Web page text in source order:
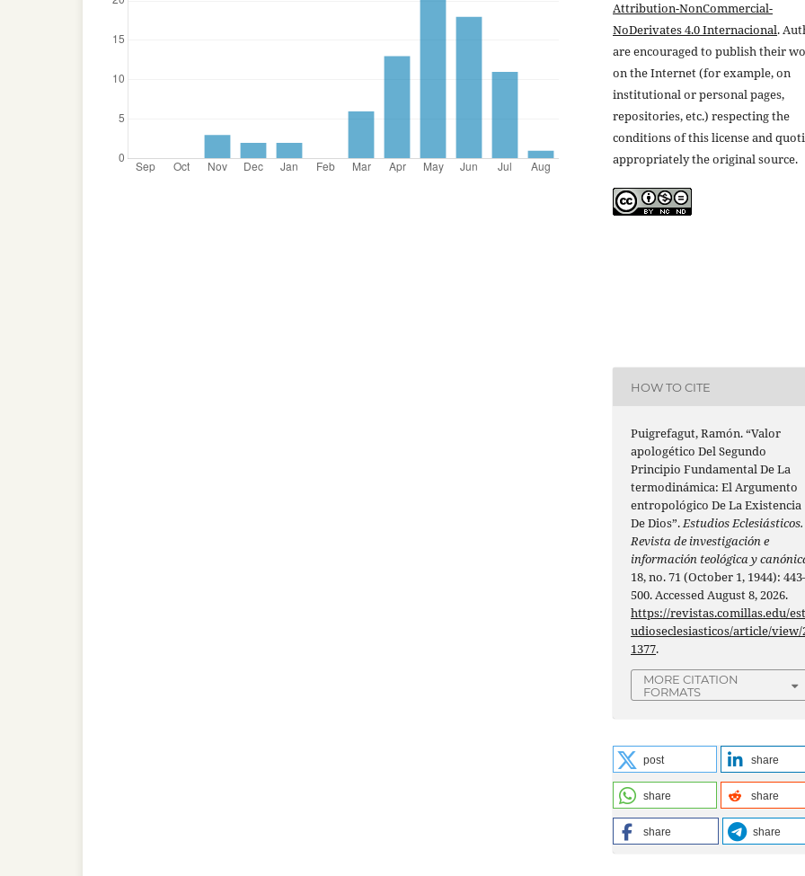
Attribution-NonCommercial-
NoDerivates 4.0 Internacional.
are encouraged to publish their
on the Internet (for example, on
institutional or personal pages,
repositories, etc.) respecting the
conditions of this license and
appropriately the original source.
HOW TO CITE
Puigrefagut, Ramón. “Valor
apologético Del Segundo
Principio Fundamental De La
termodinámica: El Argumento
entropológico De La Existencia
De Dios”.Estudios Eclesiásticos.
Revista de investigación e
información teológica y
18, no. 71 (October 1, 1944):
500. Accessed August 8, 2026.
https://revistas.comillas.edu/
udioseclesiasticos/article/view/
1377.
MORE CITATION
FORMATS
post share
share share
share share